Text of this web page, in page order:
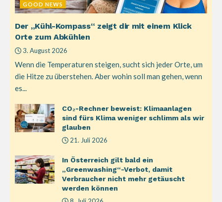
GOOD NEWS
Der „Kühl-Kompass“ zeigt dir mit einem Klick
Orte zum Abkühlen
3. August 2026
Wenn die Temperaturen steigen, sucht sich jeder Orte, um
die Hitze zu überstehen. Aber wohin soll man gehen, wenn
es...
CO₂-Rechner beweist: Klimaanlagen
sind fürs Klima weniger schlimm als wir
glauben
21. Juli 2026
In Österreich gilt bald ein
„Greenwashing“-Verbot, damit
Verbraucher nicht mehr getäuscht
werden können